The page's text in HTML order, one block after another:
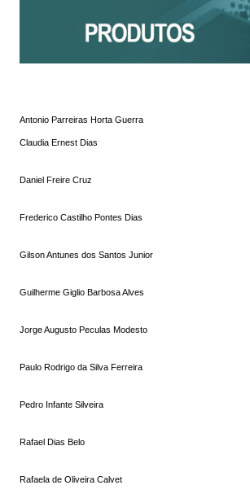
Antonio Parreiras Horta Guerra
Claudia Ernest Dias
Daniel Freire Cruz
Frederico Castilho Pontes Dias
Gilson Antunes dos Santos Junior
Guilherme Giglio Barbosa Alves
Jorge Augusto Peculas Modesto
Paulo Rodrigo da Silva Ferreira
Pedro Infante Silveira
Rafael Dias Belo
Rafaela de Oliveira Calvet